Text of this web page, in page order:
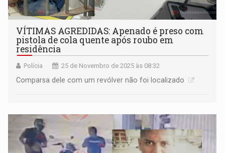
VÍTIMAS AGREDIDAS: Apenado é preso com
pistola de cola quente após roubo em
residência
Polícia 25 de Novembro de 2025 às 08:32
Comparsa dele com um revólver não foi localizado